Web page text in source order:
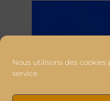
Nous utilisons des
service.